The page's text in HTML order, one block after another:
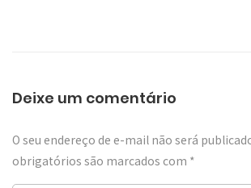
Deixe um comentário
O seu endereço de e-mail não será
obrigatórios são marcados com *